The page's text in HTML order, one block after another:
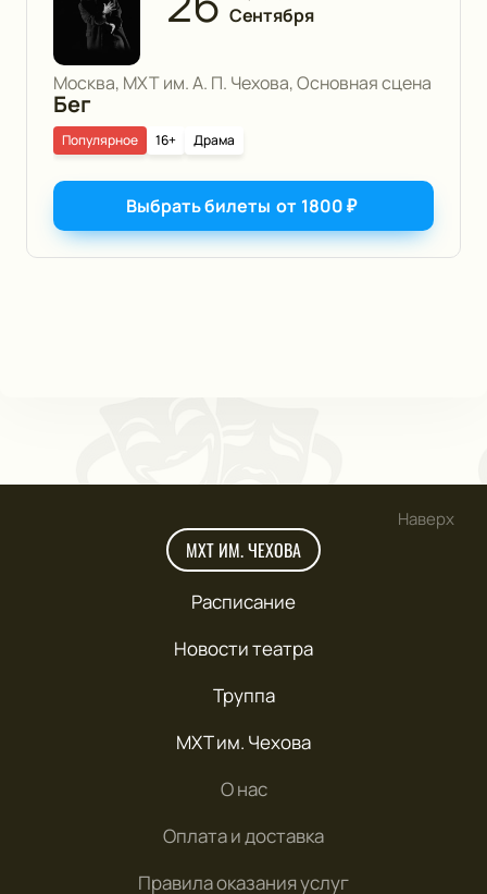
Сентября
Москва, МХТ им. А. П. Чехова, Основная сцена
Бег
16+ Драма
Популярное
Выбрать билеты от 1800₽
Наверх
МХТ ИМ. ЧЕХОВА
Расписание
Новости театра
Труппа
МХТ им. Чехова
О нас
Оплата и доставка
Правила оказания услуг